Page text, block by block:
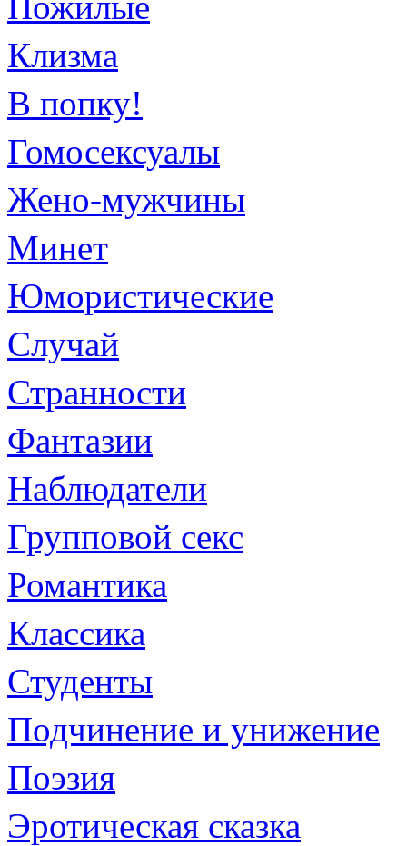
Клизма
В попку!
Гомосексуалы
Жено-мужчины
Минет
Юмористические
Случай
Странности
Фантазии
Наблюдатели
Групповой секс
Романтика
Классика
Студенты
Подчинение и унижение
Поэзия
Эротическая сказка